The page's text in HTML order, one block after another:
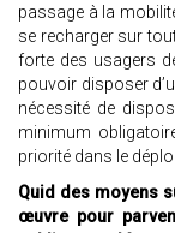
passage à la
se recharger sur
forte des usagers
pouvoir disposer
nécessité de
minimum
priorité dans le
Quid des moyens
œuvre pour